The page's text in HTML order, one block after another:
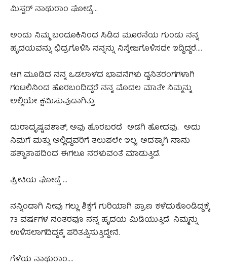
ಮಿಸ್ಟರ್ ನಾಥುರಾಂ ಘೋಡ್ಸೆ,…
ಅಂದು ನಿಮ್ಮ ಬಂದೂಕಿನಿಂದ ಸಿಡಿದ ಮೂರನೆಯ ಗುಂಡು ನನ್ನ
ಹೃದಯವನ್ನು ಛಿದ್ರಗೊಳಿಸಿ ನನ್ನನ್ನು ನಿಸ್ತೇಜಗೊಳಿಸದೇ ಇದ್ದಿದ್ದರೆ….
ಆಗ ಮೂಡಿದ ನನ್ನ ಒಡಲಾಳದ ಭಾವನೆಗಳು ಧ್ವನಿತರಂಗಗಳಾಗಿ
ಗಂಟಲಿನಿಂದ ಹೊರಬಂದಿದ್ದರೆ ನನ್ನ ಮೊದಲ ಮಾತೇ ನಿಮ್ಮನ್ನು
ಅಲ್ಲಿಯೇ ಕ್ಷಮಿಸುವುದಾಗಿತ್ತು.
ದುರಾದೃಷ್ಟವಶಾತ್, ಅವು ಹೊರಬರದೆ ಅಡಗಿ ಹೋದವು. ಅದು
ನಿಮಗೆ ಮತ್ತು ಅಲ್ಲಿದ್ದವರಿಗೆ ತಲುಪಲೇ ಇಲ್ಲ. ಅದಕ್ಕಾಗಿ ನಾನು
ಪಶ್ಚಾತಾಪದಿಂದ ಈಗಲೂ ನರಳುವಂತೆ ಮಾಡುತ್ತಿದೆ.
ಪ್ರೀತಿಯ ಘೋಡ್ಸೆ ..‌.‌
ನನ್ನಿಂದಾಗಿ ನೀವು ಗಲ್ಲು ಶಿಕ್ಷೆಗೆ ಗುರಿಯಾಗಿ ಪ್ರಾಣ ಕಳೆದುಕೊಂಡಿದ್ದಕ್ಕೆ
73 ವರ್ಷಗಳ ನಂತರವೂ ನನ್ನ ಹೃದಯ ಮಿಡಿಯುತ್ತಿದೆ. ನಿಮ್ಮನ್ನು
ಉಳಿಸಲಾಗದಿದ್ದಕ್ಕೆ ಪರಿತಪ್ಪಿಸುತ್ತಿದ್ದೇನೆ.
ಗೆಳೆಯ ನಾಥುರಾಂ….